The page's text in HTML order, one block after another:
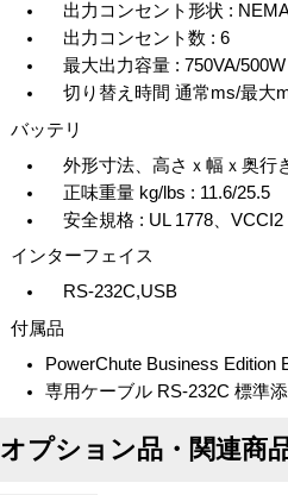
出力コンセント形状 :
出力コンセント数 : 6
最大出力容量 : 750VA/500W
切り替え時間 通常ms/最大
バッテリ
外形寸法、高さｘ幅ｘ奥行
正味重量 kg/lbs : 11.6/25.5
安全規格 : UL 1778、VCCI2
インターフェイス
RS-232C,USB
付属品
PowerChute Business Edition
専用ケーブル RS-232C 標準
オプション品・関連商